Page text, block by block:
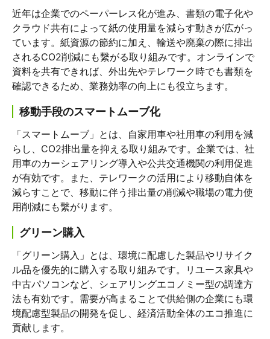
近年は企業でのペーパーレス化が進み、書類の電子化や
クラウド共有によって紙の使用量を減らす動きが広がっ
ています。紙資源の節約に加え、輸送や廃棄の際に排出
されるCO2削減にも繫がる取り組みです。オンラインで
資料を共有できれば、外出先やテレワーク時でも書類を
確認できるため、業務効率の向上にも役立ちます。
移動手段のスマートムーブ化
「スマートムーブ」とは、自家用車や社用車の利用を減
らし、CO2排出量を抑える取り組みです。企業では、社
用車のカーシェアリング導入や公共交通機関の利用促進
が有効です。また、テレワークの活用により移動自体を
減らすことで、移動に伴う排出量の削減や職場の電力使
用削減にも繫がります。
グリーン購入
「グリーン購入」とは、環境に配慮した製品やリサイク
ル品を優先的に購入する取り組みです。リユース家具や
中古パソコンなど、シェアリングエコノミー型の調達方
法も有効です。需要が高まることで供給側の企業にも環
境配慮型製品の開発を促し、経済活動全体のエコ推進に
貢献します。